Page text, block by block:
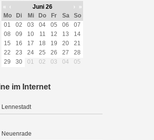
« ‹ Juni 26 ›
»
Mo
Di Mi Do Fr Sa
So
01
02 03 04 05 06
07
08
09 10 11 12 13
14
15
16 17 18 19 20
21
22
23 24 25 26 27
28
29
30 01 02 03 04 05
im Internet
Lennestadt
Neuenrade